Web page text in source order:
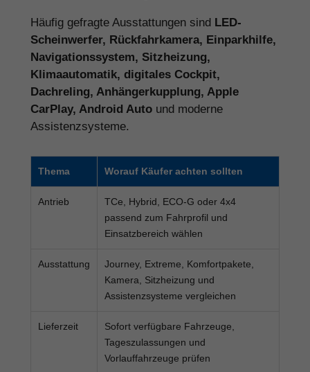
Häufig gefragte Ausstattungen sind LED-
Scheinwerfer, Rückfahrkamera, Einparkhilfe,
Navigationssystem, Sitzheizung,
Klimaautomatik, digitales Cockpit,
Dachreling, Anhängerkupplung, Apple
CarPlay, Android Auto und moderne
Assistenzsysteme.
Thema Worauf Käufer achten sollten
Antrieb
TCe, Hybrid, ECO-G oder 4x4
passend zum Fahrprofil und
Einsatzbereich wählen
Ausstattung
Journey, Extreme, Komfortpakete,
Kamera, Sitzheizung und
Assistenzsysteme vergleichen
Lieferzeit
Sofort verfügbare Fahrzeuge,
Tageszulassungen und
Vorlauffahrzeuge prüfen